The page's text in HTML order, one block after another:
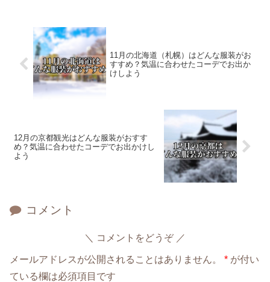
11月の北海道（札幌）はどんな服装がお
すすめ？気温に合わせたコーデでお出か
けしよう
12月の京都観光はどんな服装がおすす
め？気温に合わせたコーデでお出かけし
よう
コメント
コメントをどうぞ
メールアドレスが公開されることはありません。 * が付い
ている欄は必須項目です